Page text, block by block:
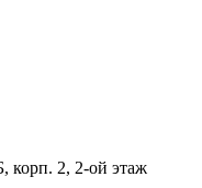
корп. 2, 2-ой этаж